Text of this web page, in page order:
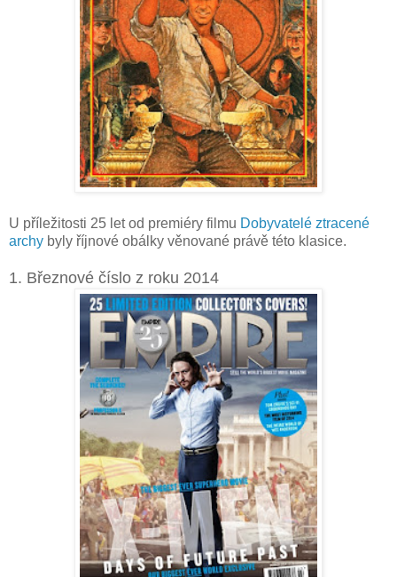
U příležitosti 25 let od premiéry filmu Dobyvatelé ztracené
archy byly říjnové obálky věnované právě této klasice.
1. Březnové číslo z roku 2014